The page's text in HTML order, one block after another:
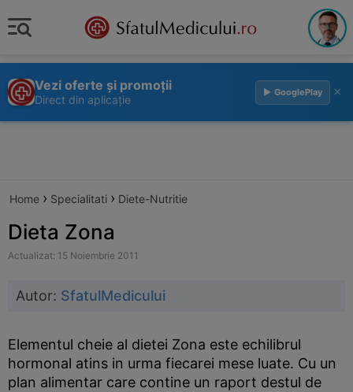
Vezi oferte și promoții
Direct din aplicație
▶ GooglePlay ×
Home › Specialitati › Diete-Nutritie
Dieta Zona
Actualizat: 15 Noiembrie 2011
Autor: SfatulMedicului
Elementul cheie al dietei Zona este echilibrul
hormonal atins in urma fiecarei mese luate. Cu un
plan alimentar care contine un raport destul de